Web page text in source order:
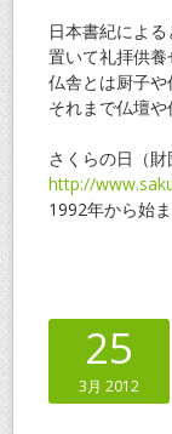
日本書紀によ
置いて礼拝供養
仏舎とは厨子や
それまで仏壇
さくらの日（財
http://
1992年から始
25
3月 2012